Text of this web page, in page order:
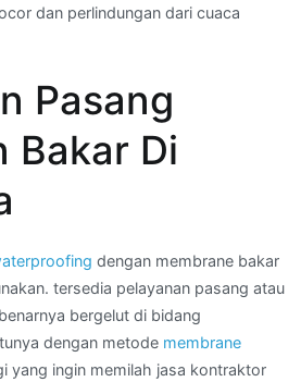
dan perlindungan dari cuaca
Pasang
Bakar Di
dengan membrane bakar
tersedia pelayanan pasang atau
bergelut di bidang
dengan metode membrane
yang ingin memilah jasa kontraktor